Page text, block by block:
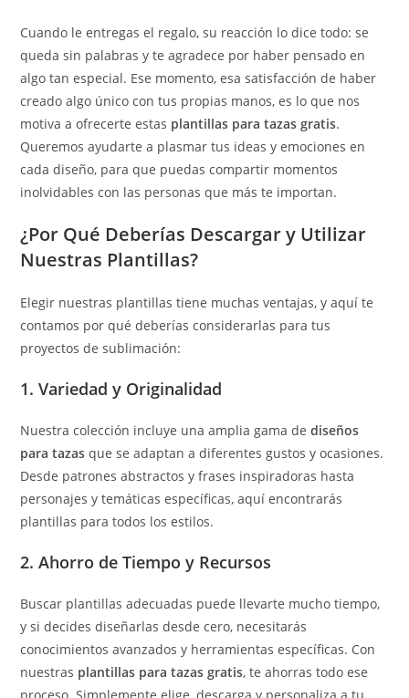
Cuando le entregas el regalo, su reacción lo dice todo: se
queda sin palabras y te agradece por haber pensado en
algo tan especial. Ese momento, esa satisfacción de haber
creado algo único con tus propias manos, es lo que nos
motiva a ofrecerte estas plantillas para tazas gratis.
Queremos ayudarte a plasmar tus ideas y emociones en
cada diseño, para que puedas compartir momentos
inolvidables con las personas que más te importan.
¿Por Qué Deberías Descargar y Utilizar
Nuestras Plantillas?
Elegir nuestras plantillas tiene muchas ventajas, y aquí te
contamos por qué deberías considerarlas para tus
proyectos de sublimación:
1.Variedad y Originalidad
Nuestra colección incluye una amplia gama dediseños
para tazas que se adaptan a diferentes gustos y ocasiones.
Desde patrones abstractos y frases inspiradoras hasta
personajes y temáticas específicas, aquí encontrarás
plantillas para todos los estilos.
2.Ahorro de Tiempo y Recursos
Buscar plantillas adecuadas puede llevarte mucho tiempo,
y si decides diseñarlas desde cero, necesitarás
conocimientos avanzados y herramientas específicas. Con
nuestras plantillas para tazas gratis, te ahorras todo ese